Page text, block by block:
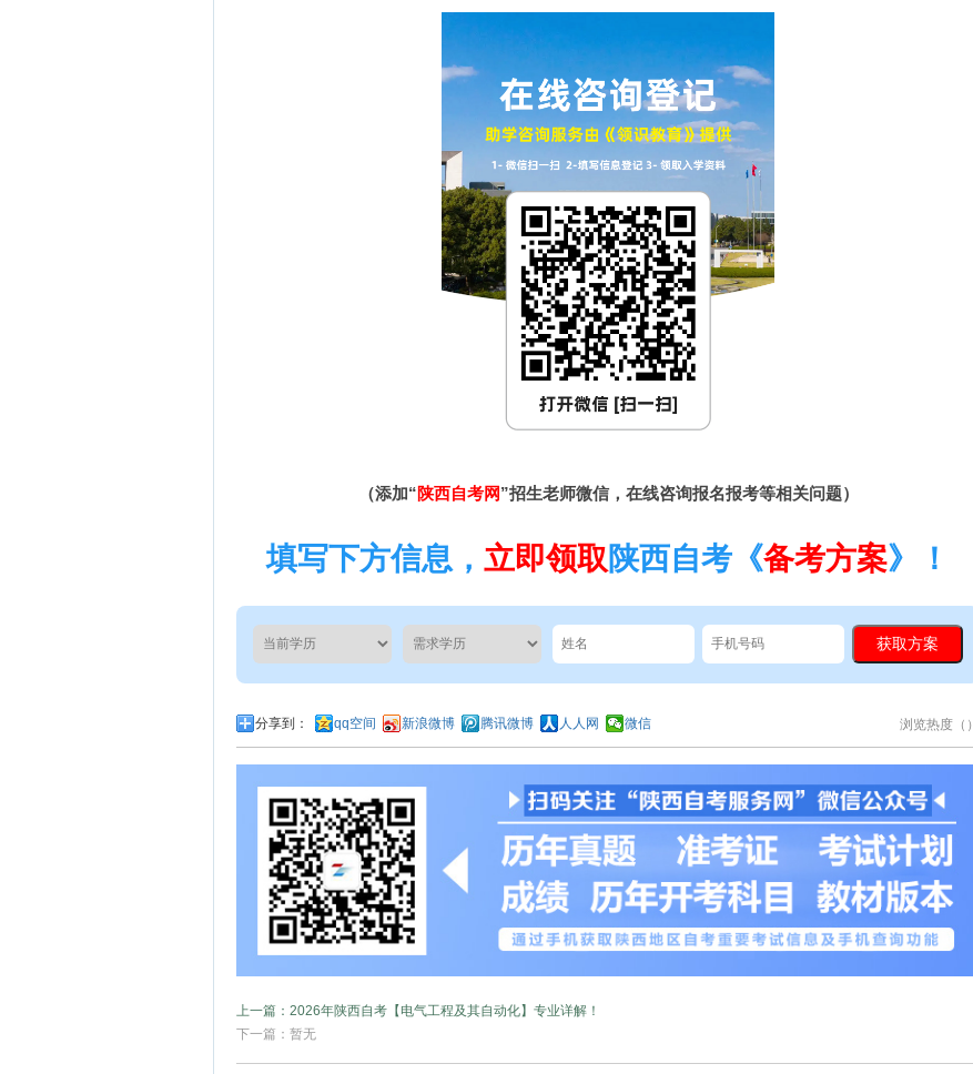
（添加“陕西自考网”招生老师微信，在线咨询报名报考等相关问题）
填写下方信息， 立即领取陕西自考《备考方案》！
分享到： qq空间 新浪微博 腾讯微博 人人网 微信 浏览热度（ ）
上一篇：2026年陕西自考【电气工程及其自动化】专业详解！
下一篇：暂无